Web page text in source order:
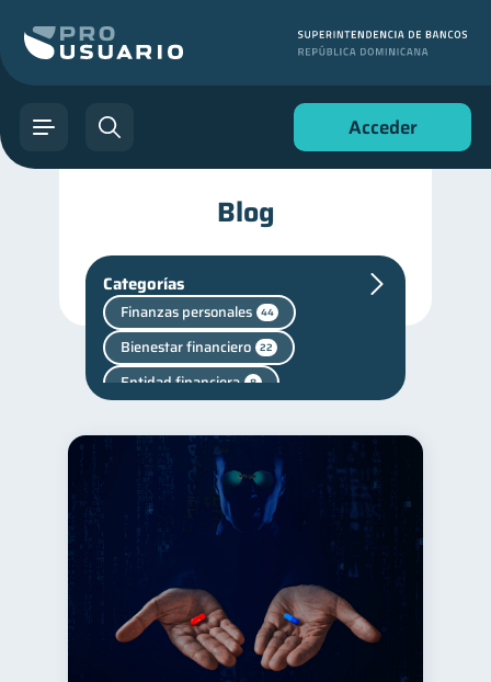
Acceder
Blog
Categorías
Finanzas personales 44
Bienestar financiero 22
Entidad financiera 8
Superintendencia de Bancos
Vacaciones
Criptomonedas 2
Cuenta Abandonada
Fraudes 1 1
Manejo de deudas
Educación financiera 31